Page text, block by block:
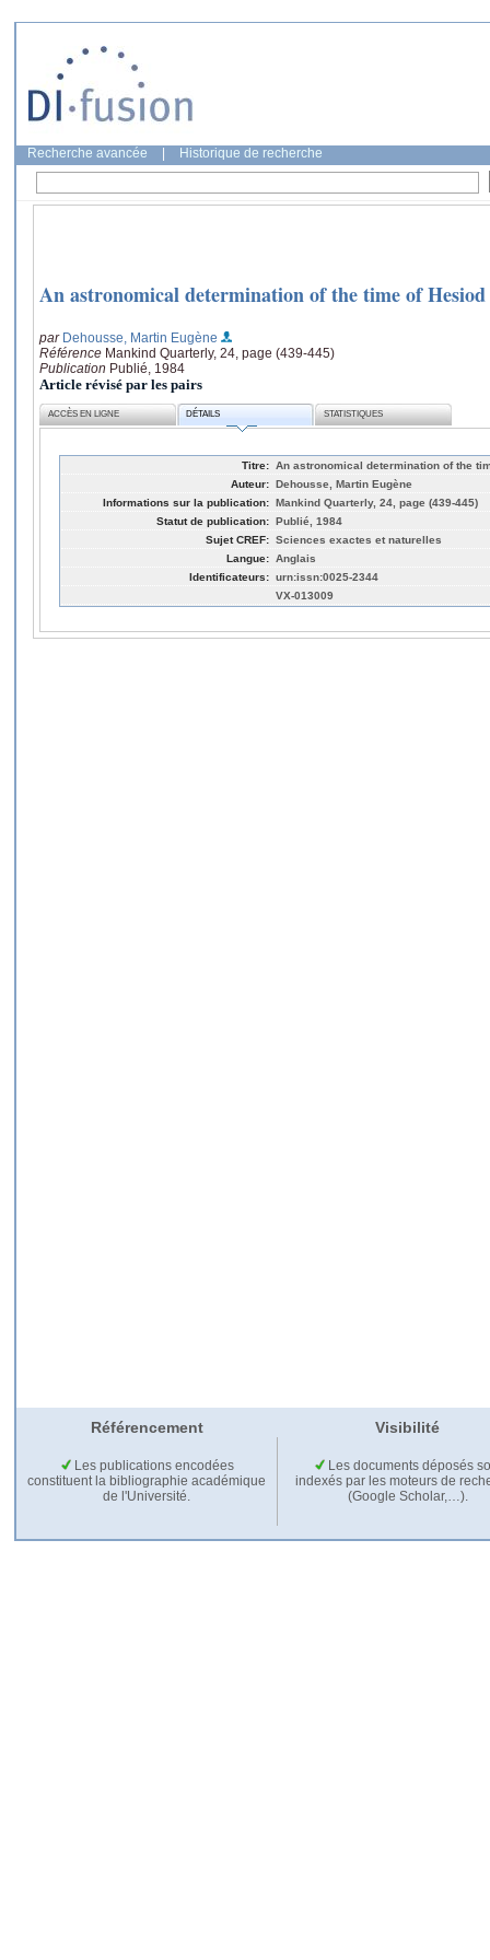
Recherche avancée Historique de recherche
An astronomical determination of the time of Hesiod
par Dehousse, Martin Eugène
Référence Mankind Quarterly, 24, page (439-445)
Publication Publié, 1984
Article révisé par les pairs
ACCÈS EN LIGNE DÉTAILS STATISTIQUES
Titre: An astronomical determination of the
Auteur: Dehousse, Martin Eugène
Informations sur la publication: Mankind Quarterly, 24, page (439-445)
Statut de publication: Publié, 1984
Sujet CREF: Sciences exactes et naturelles
Langue: Anglais
Identificateurs: urn:issn:0025-2344
VX-013009
Référencement Visibilité
Les publications encodées
constituent la bibliographie académique
de l'Université.
Les documents déposés
indexés par les moteurs de
(Google Scholar,…).